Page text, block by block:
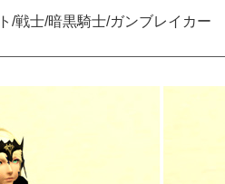
/戦士/暗黒騎士/ガンブレイカー